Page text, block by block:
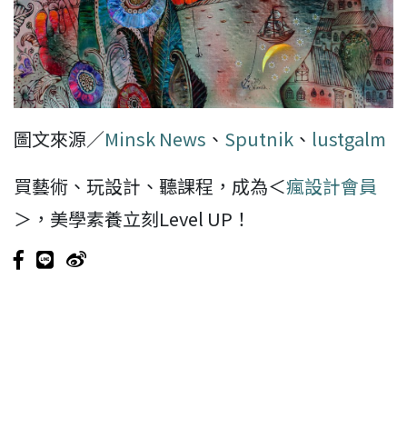
圖文來源／Minsk News 、 Sputnik 、 lustgalm
買藝術、玩設計、聽課程，成為＜瘋設計會員
＞，美學素養立刻Level UP！